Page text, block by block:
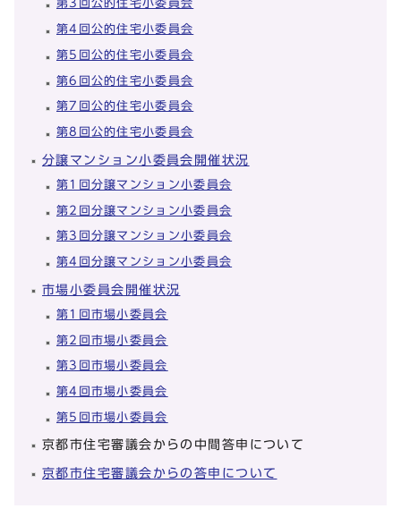
第3回公的住宅小委員会
第4回公的住宅小委員会
第5回公的住宅小委員会
第6回公的住宅小委員会
第7回公的住宅小委員会
第8回公的住宅小委員会
分譲マンション小委員会開催状況
第1回分譲マンション小委員会
第2回分譲マンション小委員会
第3回分譲マンション小委員会
第4回分譲マンション小委員会
市場小委員会開催状況
第1回市場小委員会
第2回市場小委員会
第3回市場小委員会
第4回市場小委員会
第5回市場小委員会
京都市住宅審議会からの中間答申について
京都市住宅審議会からの答申について